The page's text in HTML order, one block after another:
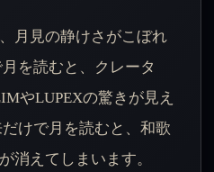
月見の静けさがこぼれ
を読むと、クレータ
やLUPEXの驚きが見え
けで月を読むと、和歌
消えてしまいます。